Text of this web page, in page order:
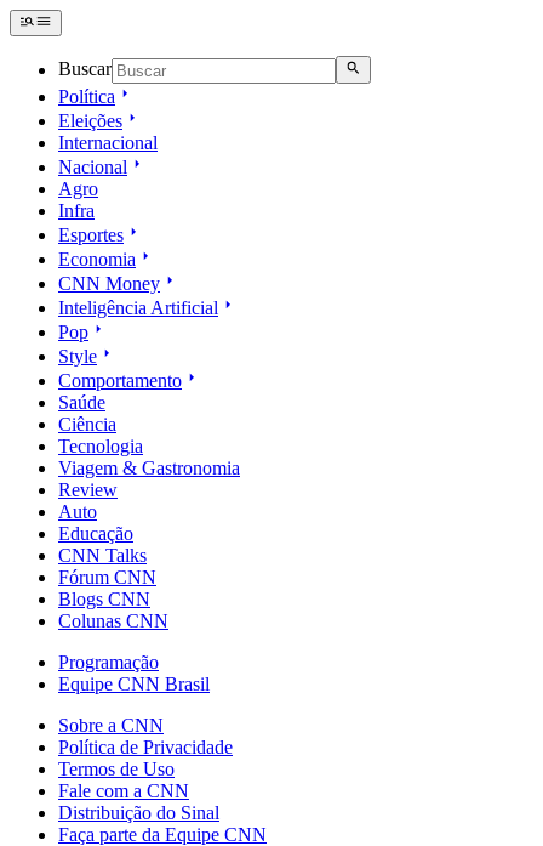
Buscar
Política
Eleições
Internacional
Nacional
Agro
Infra
Esportes
Economia
CNN Money
Inteligência Artificial
Pop
Style
Comportamento
Saúde
Ciência
Tecnologia
Viagem & Gastronomia
Review
Auto
Educação
CNN Talks
Fórum CNN
Blogs CNN
Colunas CNN
Programação
Equipe CNN Brasil
Sobre a CNN
Política de Privacidade
Termos de Uso
Fale com a CNN
Distribuição do Sinal
Faça parte da Equipe CNN